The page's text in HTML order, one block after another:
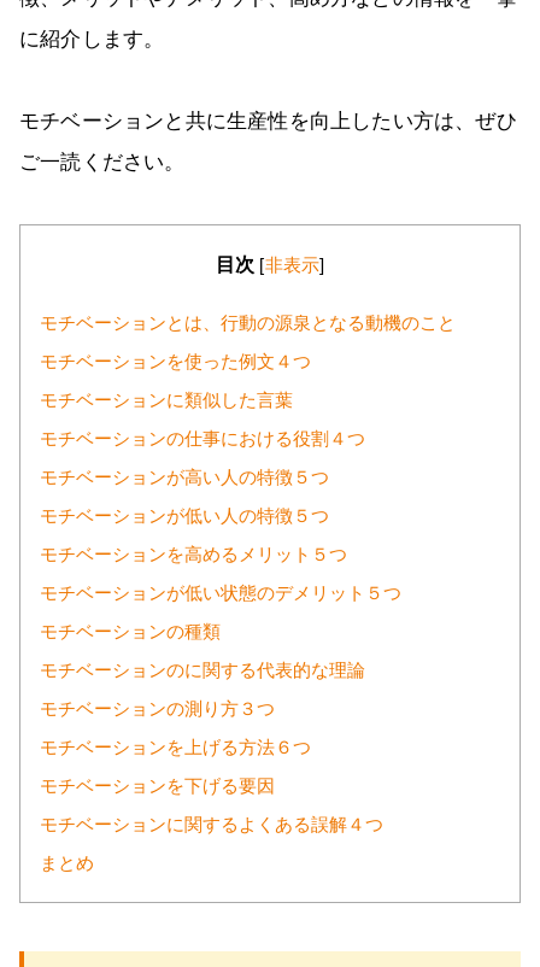
に紹介します。
モチベーションと共に生産性を向上したい方は、ぜひ
ご一読ください。
目次 [非表示]
モチベーションとは、行動の源泉となる動機のこと
モチベーションを使った例文４つ
モチベーションに類似した言葉
モチベーションの仕事における役割４つ
モチベーションが高い人の特徴５つ
モチベーションが低い人の特徴５つ
モチベーションを高めるメリット５つ
モチベーションが低い状態のデメリット５つ
モチベーションの種類
モチベーションのに関する代表的な理論
モチベーションの測り方３つ
モチベーションを上げる方法６つ
モチベーションを下げる要因
モチベーションに関するよくある誤解４つ
まとめ